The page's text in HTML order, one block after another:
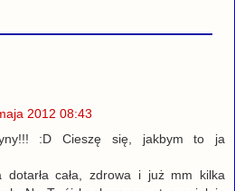
2012 08:43
:D Cieszę się, jakbym to ja
dotarła cała, zdrowa i już mm kilka